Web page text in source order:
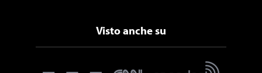
Visto anche su